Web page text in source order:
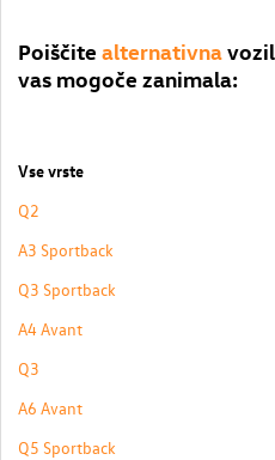
Poiščite alternativna
vas mogoče zanimala:
Vse vrste
Q2
A3 Sportback
Q3 Sportback
A4 Avant
Q3
A6 Avant
Q5 Sportback